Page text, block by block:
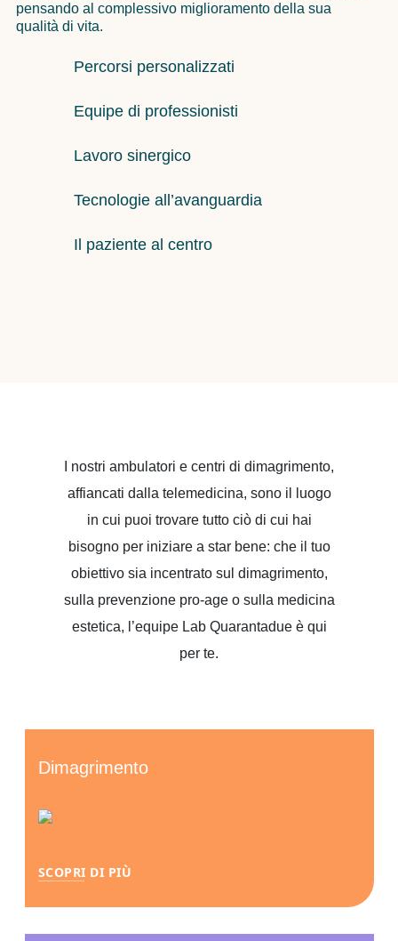
pensando al complessivo miglioramento della sua
qualità di vita.
Percorsi personalizzati
Equipe di professionisti
Lavoro sinergico
Tecnologie all’avanguardia
Il paziente al centro
I nostri ambulatori e centri di dimagrimento,
affiancati dalla telemedicina, sono il luogo
in cui puoi trovare tutto ciò di cui hai
bisogno per iniziare a star bene: che il tuo
obiettivo sia incentrato sul dimagrimento,
sulla prevenzione pro-age o sulla medicina
estetica, l’equipe Lab Quarantadue è qui
per te.
Dimagrimento
SCOPRI DI PIÙ